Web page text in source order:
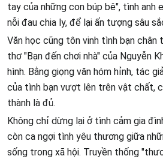
tay của những con búp bê", tình anh
nỗi đau chia ly, để lại ấn tượng sâu
Văn học cũng tôn vinh tình bạn chân
thơ "Bạn đến chơi nhà" của Nguyễn
hình. Bằng giọng văn hóm hỉnh, tác
của tình bạn vượt lên trên vật chất,
thành là đủ.
Không chỉ dừng lại ở tình cảm gia
còn ca ngợi tình yêu thương giữa
sống trong xã hội. Truyền thống